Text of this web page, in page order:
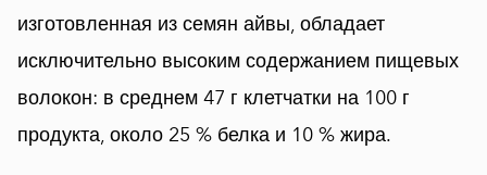
изготовленная из семян айвы, обладает
исключительно высоким содержанием пищевых
волокон: в среднем 47 г клетчатки на 100 г
продукта, около 25 % белка и 10 % жира.